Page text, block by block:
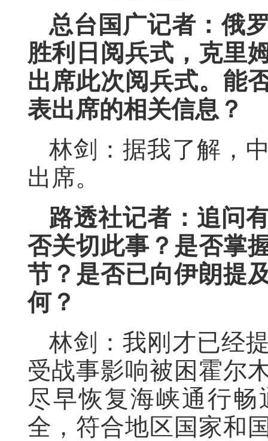
总台国广记者：俄
胜利日阅兵式，克里
出席此次阅兵式。能
表出席的相关信息？
林剑：据我了解，
出席。
路透社记者：追问
否关切此事？是否掌
节？是否已向伊朗提
何？
林剑：我刚才已经
受战事影响被困霍尔
尽早恢复海峡通行
全，符合地区国家和